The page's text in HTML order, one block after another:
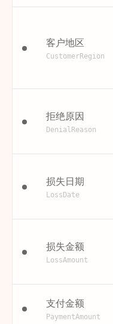
获取方式
获取方式
示例
为何重要
示例
客户地区
CustomerRegion
为何重要
获取方式
拒绝原因
DenialReason
损失日期
LossDate
损失金额
LossAmount
支付金额
PaymentAmount